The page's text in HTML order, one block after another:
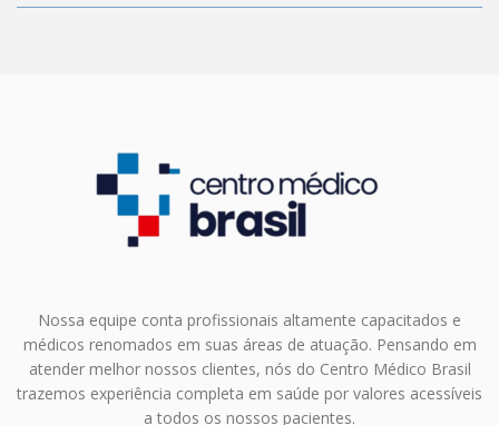
Nossa equipe conta profissionais altamente capacitados e
médicos renomados em suas áreas de atuação. Pensando em
atender melhor nossos clientes, nós do Centro Médico Brasil
trazemos experiência completa em saúde por valores acessíveis
a todos os nossos pacientes.